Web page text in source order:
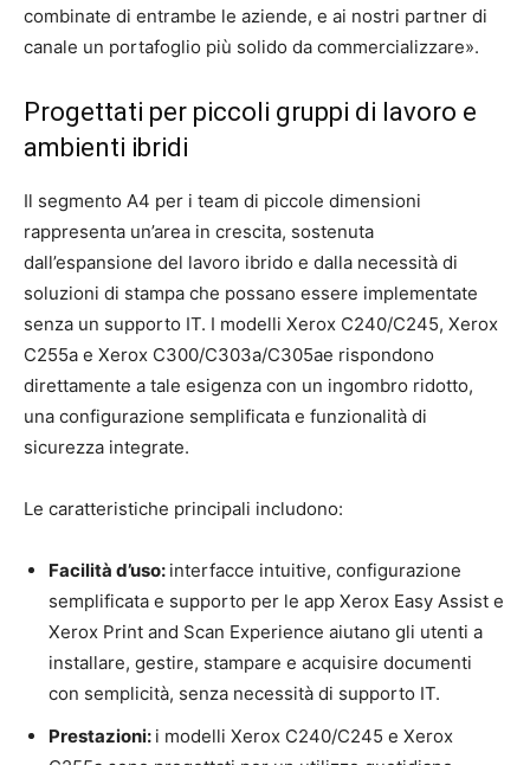
combinate di entrambe le aziende, e ai nostri partner di
canale un portafoglio più solido da commercializzare».
Progettati per piccoli gruppi di lavoro e
ambienti ibridi
Il segmento A4 per i team di piccole dimensioni
rappresenta un’area in crescita, sostenuta
dall’espansione del lavoro ibrido e dalla necessità di
soluzioni di stampa che possano essere implementate
senza un supporto IT. I modelli Xerox C240/C245, Xerox
C255a e Xerox C300/C303a/C305ae rispondono
direttamente a tale esigenza con un ingombro ridotto,
una configurazione semplificata e funzionalità di
sicurezza integrate.
Le caratteristiche principali includono:
Facilità d’uso: interfacce intuitive, configurazione
semplificata e supporto per le app Xerox Easy Assist e
Xerox Print and Scan Experience aiutano gli utenti a
installare, gestire, stampare e acquisire documenti
con semplicità, senza necessità di supporto IT.
Prestazioni: i modelli Xerox C240/C245 e Xerox